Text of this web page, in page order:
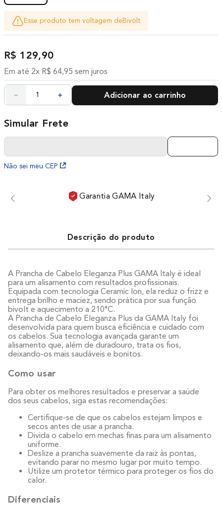
Esse produto tem voltagem deBivolt
R$ 129,90
Em até 2x R$ 64,95 sem juros
＋
－ Adicionar ao carrinho
Não sei meu CEP
Garantia GAMA Italy
Descrição do produto
A Prancha de Cabelo Eleganza Plus GAMA Italy é ideal
para um alisamento com resultados profissionais.
Equipada com tecnologia Ceramic Ion, ela reduz o frizz e
entrega brilho e maciez, sendo prática por sua função
bivolt e aquecimento a 210°C.
A Prancha de Cabelo Eleganza Plus da GAMA Italy foi
desenvolvida para quem busca eficiência e cuidado com
os cabelos. Sua tecnologia avançada garante um
alisamento que, além de duradouro, trata os fios,
deixando-os mais saudáveis e bonitos.
Como usar
Para obter os melhores resultados e preservar a saúde
dos seus cabelos, siga estas recomendações:
Certifique-se de que os cabelos estejam limpos e
secos antes de usar a prancha.
Divida o cabelo em mechas finas para um alisamento
uniforme.
Deslize a prancha suavemente da raiz às pontas,
evitando parar no mesmo lugar por muito tempo.
Utilize um protetor térmico para proteger os fios do
calor.
Diferenciais